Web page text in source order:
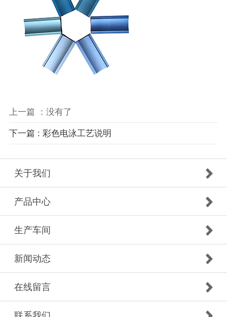
上一篇 ：没有了
下一篇 : 彩色电泳工艺说明
关于我们
产品中心
生产车间
新闻动态
在线留言